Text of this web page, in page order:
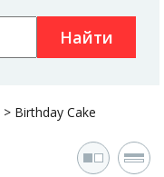
Найти
> Birthday Cake